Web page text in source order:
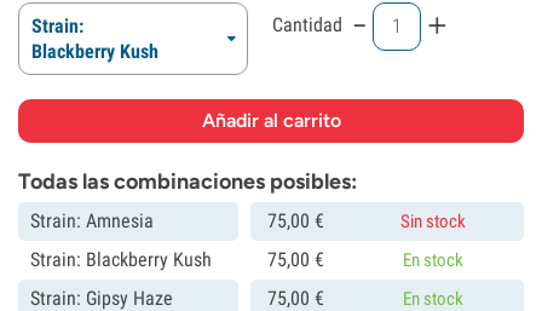
Strain:
Blackberry Kush
Cantidad - +
Todas las combinaciones posibles:
Strain: Amnesia 75,00 € Sin stock
Strain: Blackberry Kush 75,00 € En stock
Strain: Gipsy Haze 75,00 € En stock